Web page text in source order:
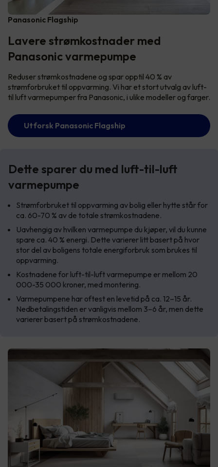
Panasonic Flagship
Lavere strømkostnader med
Panasonic varmepumpe
Reduser strømkostnadene og spar opptil 40 % av
strømforbruket til oppvarming. Vi har et stort utvalg av luft-
til luft varmepumper fra Panasonic, i ulike modeller og farger.
Utforsk Panasonic Flagship
Dette sparer du med luft-til-luft
varmepumpe
Strømforbruket til oppvarming av bolig eller hytte står for
ca. 60-70 % av de totale strømkostnadene.
Uavhengig av hvilken varmepumpe du kjøper, vil du kunne
spare ca. 40 % energi. Dette varierer litt basert på hvor
stor del av boligens totale energiforbruk som brukes til
oppvarming.
Kostnadene for luft-til-luft varmepumpe er mellom 20
000-35 000 kroner, med montering.
Varmepumpene har oftest en levetid på ca. 12–15 år.
Nedbetalingstiden er vanligvis mellom 3–6 år, men dette
varierer basert på strømkostnadene.